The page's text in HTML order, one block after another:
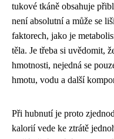
tukové tkáně obsahuje
není absolutní a může se
faktorech, jako je
těla. Je třeba si uvědomit,
hmotnosti, nejedná se
hmotu, vodu a další
Při hubnutí je proto
kalorií vede ke ztrátě